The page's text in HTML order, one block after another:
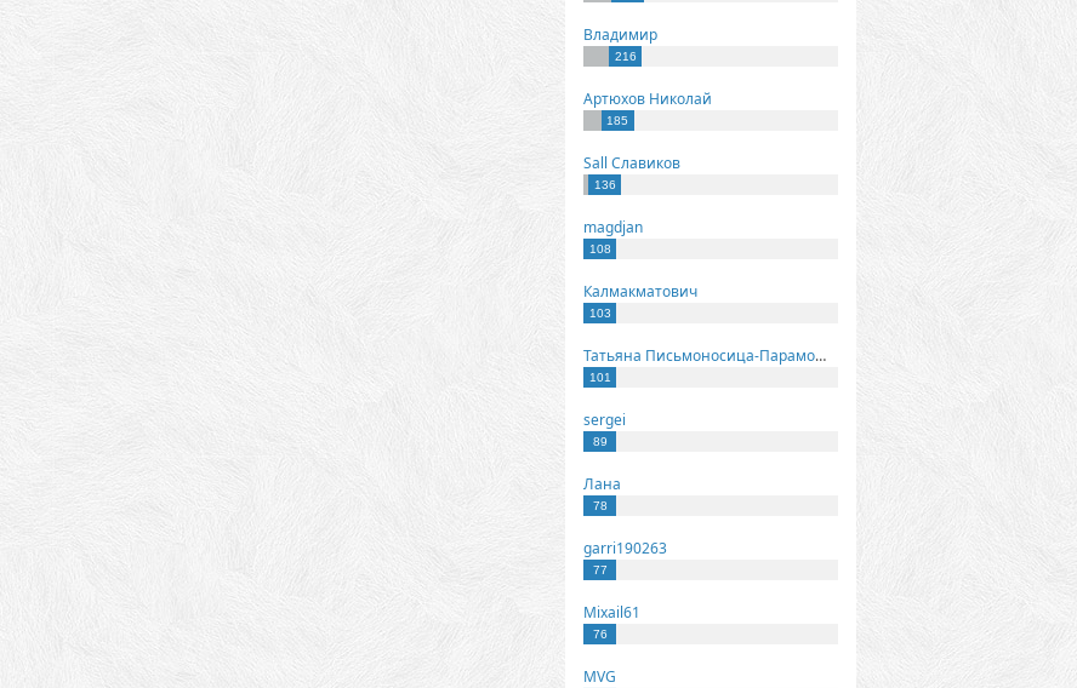
Владимир
216
Артюхов Николай
185
Sall Славиков
136
magdjan
108
Калмакматович
103
Татьяна Письмоносица-Парамонова
101
sergei
89
Лана
78
garri190263
77
Mixail61
76
MVG